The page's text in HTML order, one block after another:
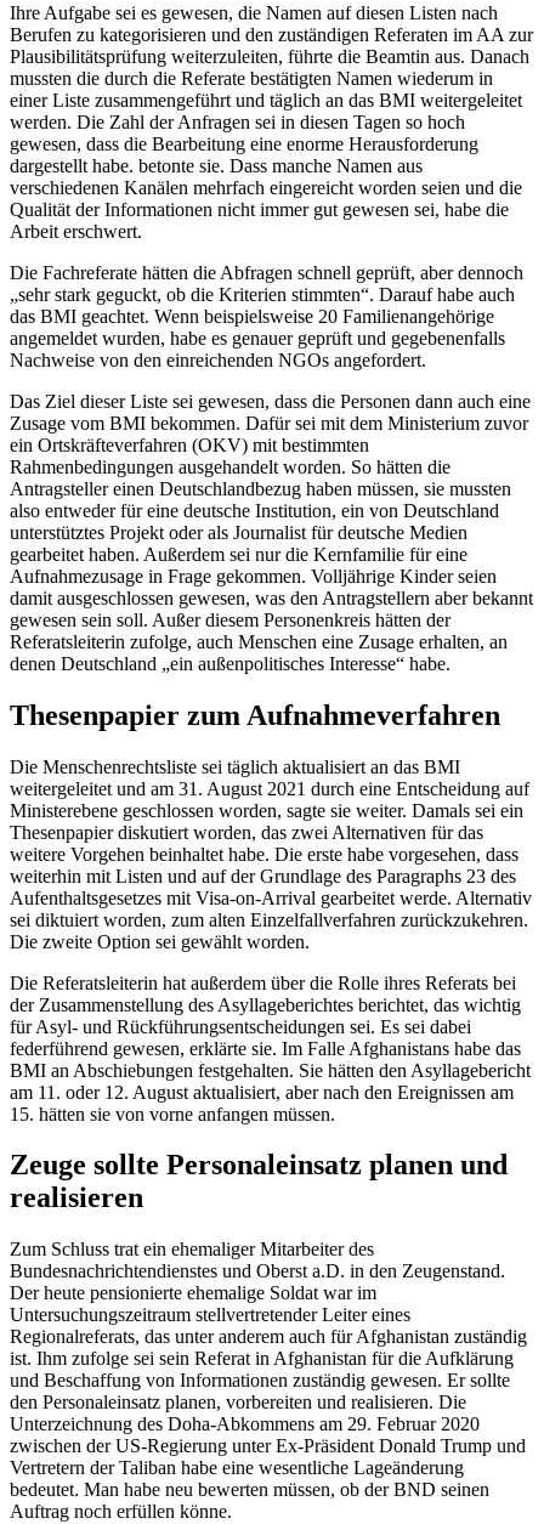
Ihre Aufgabe sei es gewesen, die Namen auf diesen Listen nach
Berufen zu kategorisieren und den zuständigen Referaten im AA zur
Plausibilitätsprüfung weiterzuleiten, führte die Beamtin aus. Danach
mussten die durch die Referate bestätigten Namen wiederum in
einer Liste zusammengeführt und täglich an das BMI weitergeleitet
werden. Die Zahl der Anfragen sei in diesen Tagen so hoch
gewesen, dass die Bearbeitung eine enorme Herausforderung
dargestellt habe. betonte sie. Dass manche Namen aus
verschiedenen Kanälen mehrfach eingereicht worden seien und die
Qualität der Informationen nicht immer gut gewesen sei, habe die
Arbeit erschwert.
Die Fachreferate hätten die Abfragen schnell geprüft, aber dennoch
„sehr stark geguckt, ob die Kriterien stimmten“. Darauf habe auch
das BMI geachtet. Wenn beispielsweise 20 Familienangehörige
angemeldet wurden, habe es genauer geprüft und gegebenenfalls
Nachweise von den einreichenden NGOs angefordert.
Das Ziel dieser Liste sei gewesen, dass die Personen dann auch eine
Zusage vom BMI bekommen. Dafür sei mit dem Ministerium zuvor
ein Ortskräfteverfahren (OKV) mit bestimmten
Rahmenbedingungen ausgehandelt worden. So hätten die
Antragsteller einen Deutschlandbezug haben müssen, sie mussten
also entweder für eine deutsche Institution, ein von Deutschland
unterstütztes Projekt oder als Journalist für deutsche Medien
gearbeitet haben. Außerdem sei nur die Kernfamilie für eine
Aufnahmezusage in Frage gekommen. Volljährige Kinder seien
damit ausgeschlossen gewesen, was den Antragstellern aber bekannt
gewesen sein soll. Außer diesem Personenkreis hätten der
Referatsleiterin zufolge, auch Menschen eine Zusage erhalten, an
denen Deutschland „ein außenpolitisches Interesse“ habe.
Thesenpapier zum Aufnahmeverfahren
Die Menschenrechtsliste sei täglich aktualisiert an das BMI
weitergeleitet und am 31. August 2021 durch eine Entscheidung auf
Ministerebene geschlossen worden, sagte sie weiter. Damals sei ein
Thesenpapier diskutiert worden, das zwei Alternativen für das
weitere Vorgehen beinhaltet habe. Die erste habe vorgesehen, dass
weiterhin mit Listen und auf der Grundlage des Paragraphs 23 des
Aufenthaltsgesetzes mit Visa-on-Arrival gearbeitet werde. Alternativ
sei diktuiert worden, zum alten Einzelfallverfahren zurückzukehren.
Die zweite Option sei gewählt worden.
Die Referatsleiterin hat außerdem über die Rolle ihres Referats bei
der Zusammenstellung des Asyllageberichtes berichtet, das wichtig
für Asyl- und Rückführungsentscheidungen sei. Es sei dabei
federführend gewesen, erklärte sie. Im Falle Afghanistans habe das
BMI an Abschiebungen festgehalten. Sie hätten den Asyllagebericht
am 11. oder 12. August aktualisiert, aber nach den Ereignissen am
15. hätten sie von vorne anfangen müssen.
Zeuge sollte Personaleinsatz planen und
realisieren
Zum Schluss trat ein ehemaliger Mitarbeiter des
Bundesnachrichtendienstes und Oberst a.D. in den Zeugenstand.
Der heute pensionierte ehemalige Soldat war im
Untersuchungszeitraum stellvertretender Leiter eines
Regionalreferats, das unter anderem auch für Afghanistan zuständig
ist. Ihm zufolge sei sein Referat in Afghanistan für die Aufklärung
und Beschaffung von Informationen zuständig gewesen. Er sollte
den Personaleinsatz planen, vorbereiten und realisieren. Die
Unterzeichnung des Doha-Abkommens am 29. Februar 2020
zwischen der US-Regierung unter Ex-Präsident Donald Trump und
Vertretern der Taliban habe eine wesentliche Lageänderung
bedeutet. Man habe neu bewerten müssen, ob der BND seinen
Auftrag noch erfüllen könne.